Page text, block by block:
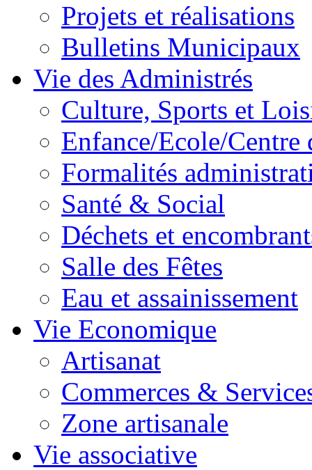
Projets et réalisations
Bulletins Municipaux
Vie des Administrés
Culture, Sports et
Enfance/Ecole/Centre
Formalités
Santé & Social
Déchets et
Salle des Fêtes
Eau et assainissement
Vie Economique
Artisanat
Commerces &
Zone artisanale
Vie associative